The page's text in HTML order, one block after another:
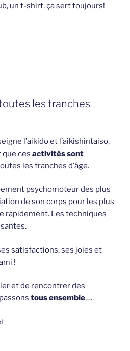
un t-shirt, ça sert toujours!
toutes les tranches
l’aikido et l’aikishintaiso,
que ces activités sont
les tranches d’âge.
psychomoteur des plus
de son corps pour les plus
rapidement. Les techniques
satisfactions, ses joies et
!
et de rencontrer des
tous ensemble….